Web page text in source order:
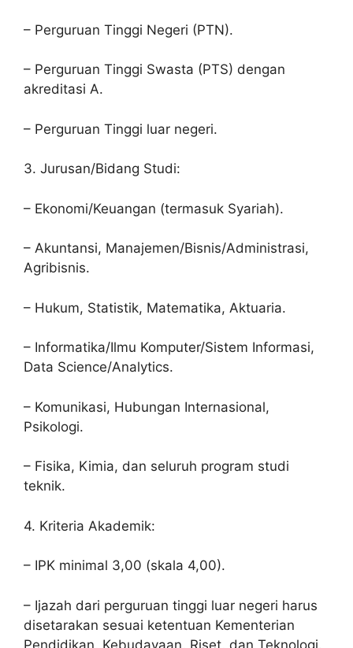
– Perguruan Tinggi Negeri (PTN).
– Perguruan Tinggi Swasta (PTS) dengan
akreditasi A.
– Perguruan Tinggi luar negeri.
3. Jurusan/Bidang Studi:
– Ekonomi/Keuangan (termasuk Syariah).
– Akuntansi, Manajemen/Bisnis/Administrasi,
Agribisnis.
– Hukum, Statistik, Matematika, Aktuaria.
– Informatika/Ilmu Komputer/Sistem Informasi,
Data Science/Analytics.
– Komunikasi, Hubungan Internasional,
Psikologi.
– Fisika, Kimia, dan seluruh program studi
teknik.
4. Kriteria Akademik:
– IPK minimal 3,00 (skala 4,00).
– Ijazah dari perguruan tinggi luar negeri harus
disetarakan sesuai ketentuan Kementerian
Pendidikan, Kebudayaan, Riset, dan Teknologi.